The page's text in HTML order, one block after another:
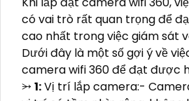
có vai trò rất quan trọng để
cao nhất trong việc giám sát
Dưới đây là một số gợi ý về
camera wifi 360 để đạt được
⭃ 1:Vị trí lắp camera:-